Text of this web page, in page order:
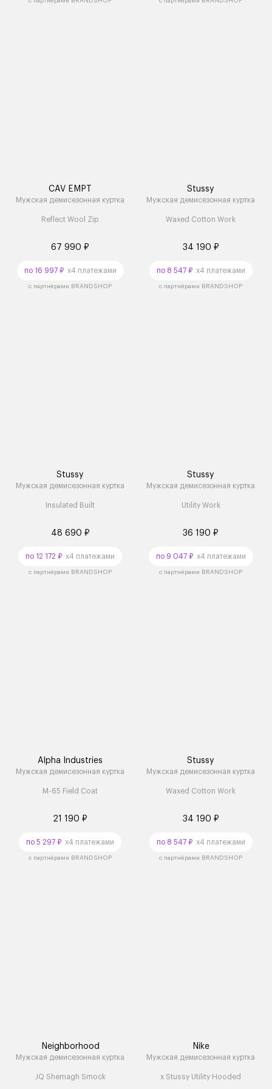
CAV EMPT
Мужская демисезонная куртка
Reflect Wool Zip
67 990 ₽
по 16 997 ₽x4 платежами
с партнёрами BRANDSHOP
Stussy
Мужская демисезонная куртка
Waxed Cotton Work
34 190 ₽
по 8 547 ₽x4 платежами
с партнёрами BRANDSHOP
Stussy
Мужская демисезонная куртка
Insulated Built
48 690 ₽
по 12 172 ₽ x4 платежами
с партнёрами BRANDSHOP
Stussy
Мужская демисезонная куртка
Utility Work
36 190 ₽
по 9 047 ₽x4 платежами
с партнёрами BRANDSHOP
Alpha Industries
Мужская демисезонная куртка
M-65 Field Coat
21 190 ₽
по 5 297 ₽ x4 платежами
с партнёрами BRANDSHOP
Stussy
Мужская демисезонная куртка
Waxed Cotton Work
34 190 ₽
по 8 547 ₽x4 платежами
с партнёрами BRANDSHOP
Neighborhood
Мужская демисезонная куртка
JQ Shemagh Smock
Nike
Мужская демисезонная куртка
x Stussy Utility Hooded